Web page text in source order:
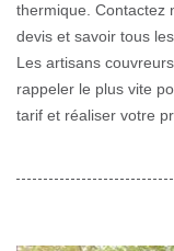
thermique. Contactez
devis et savoir tous
Les artisans
rappeler le plus vite
tarif et réaliser votre